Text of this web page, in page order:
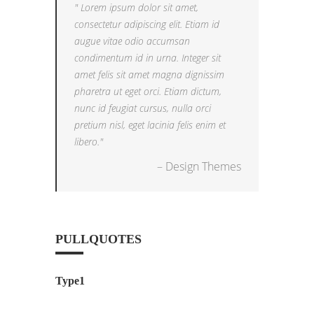
Lorem ipsum dolor sit amet,
consectetur adipiscing elit. Etiam id
augue vitae odio accumsan
condimentum id in urna. Integer sit
amet felis sit amet magna dignissim
pharetra ut eget orci. Etiam dictum,
nunc id feugiat cursus, nulla orci
pretium nisl, eget lacinia felis enim et
libero.
– Design Themes
PULLQUOTES
Type1